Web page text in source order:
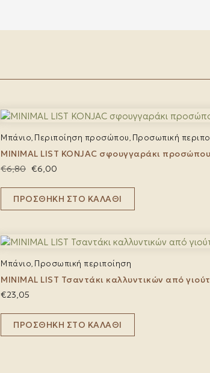
Μπάνιο, Περιποίηση προσώπου, Προσωπική
MINIMAL LIST KONJAC σφουγγαράκι
€6,80 Original
was:
€6,00
τιμή
ΠΡΟΣΘΉΚΗ ΣΤΟ ΚΑΛΆΘΙ
Μπάνιο, Προσωπική περιποίηση
MINIMAL LIST Τσαντάκι καλλυντικών από
€23,05
ΠΡΟΣΘΉΚΗ ΣΤΟ ΚΑΛΆΘΙ